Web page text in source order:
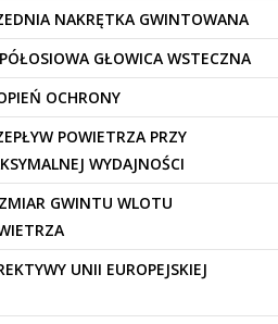
NAKRĘTKA GWINTOWANA
GŁOWICA WSTECZNA
OCHRONY
POWIETRZA PRZY
WYDAJNOŚCI
GWINTU WLOTU
UNII EUROPEJSKIEJ